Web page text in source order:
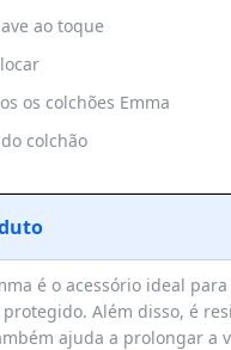
ao toque
os colchões Emma
colchão
é o acessório ideal
Além disso, é
ajuda a prolongar a